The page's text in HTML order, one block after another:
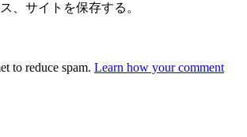
、サイトを保存する。
to reduce spam. Learn how your comment